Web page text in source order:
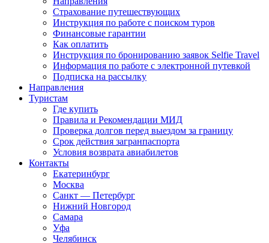
Страхование путешествующих
Инструкция по работе с поиском туров
Финансовые гарантии
Как оплатить
Инструкция по бронированию заявок Selfie Travel
Информация по работе с электронной путевкой
Подписка на рассылку
Направления
Туристам
Где купить
Правила и Рекомендации МИД
Проверка долгов перед выездом за границу
Срок действия загранпаспорта
Условия возврата авиабилетов
Контакты
Екатеринбург
Москва
Санкт — Петербург
Нижний Новгород
Самара
Уфа
Челябинск